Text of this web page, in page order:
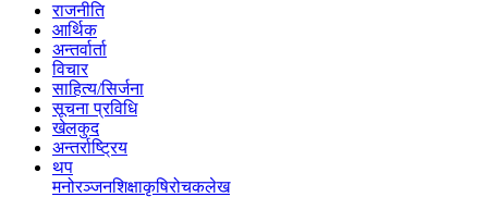
राजनीति
आर्थिक
अन्तर्वार्ता
विचार
साहित्य/सिर्जना
सूचना प्रविधि
खेलकुद
अन्तर्राष्ट्रिय
थप
मनोरञ्‍जनशिक्षाकृषिरोचकलेख